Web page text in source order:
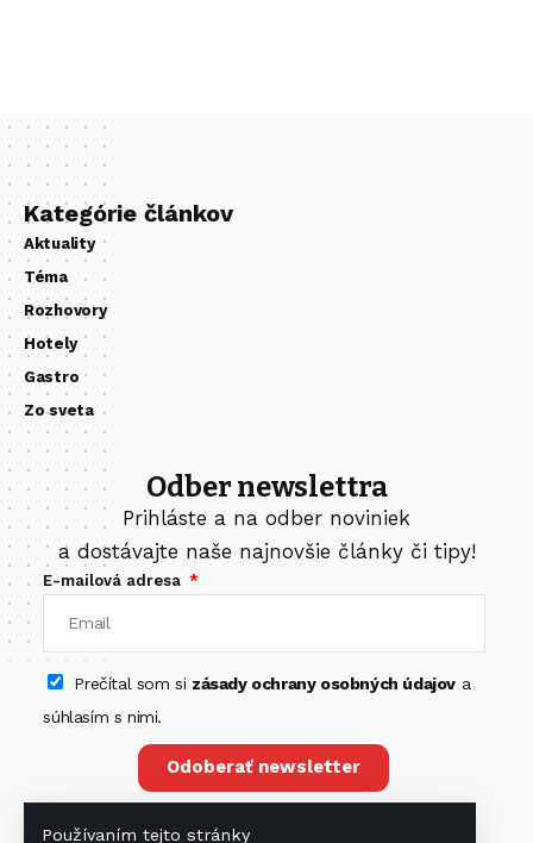
Používaním tejto stránky
Kategórie článkov
Aktuality
Téma
Rozhovory
Hotely
Gastro
Zo sveta
Odber newslettra
Prihláste a na odber noviniek
a dostávajte naše najnovšie články či tipy!
E-mailová adresa
Prečítal som si zásady ochrany osobných údajova
súhlasím s nimi.
Odoberať newsletter